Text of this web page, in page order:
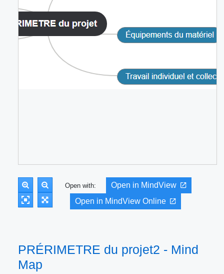
Open with:
Open in MindView
Open in MindView Online
PRÉRIMETRE du projet2 - Mind
Map